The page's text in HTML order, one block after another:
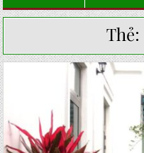
Thẻ:
Posted
in